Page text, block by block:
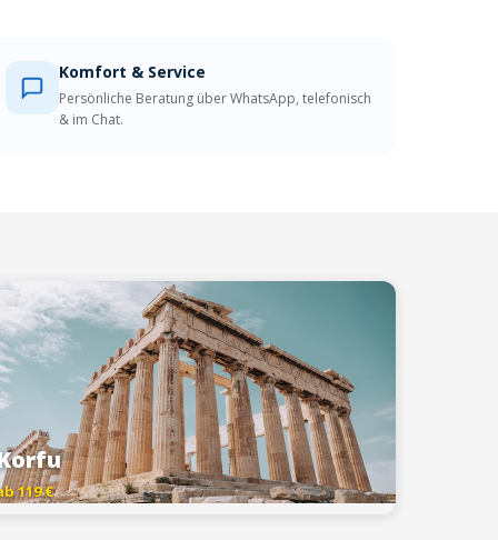
Komfort & Service
Persönliche Beratung über WhatsApp, telefonisch
& im Chat.
119 €